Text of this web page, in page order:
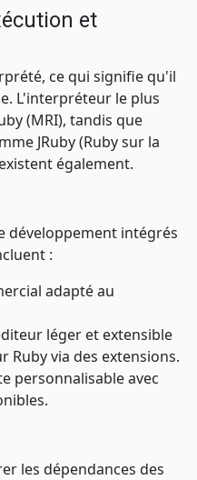
et
ce qui signifie qu'il
L'interpréteur le plus
(MRI), tandis que
JRuby (Ruby sur la
également.
développement intégrés
:
adapté au
léger et extensible
via des extensions.
personnalisable avec
les dépendances des